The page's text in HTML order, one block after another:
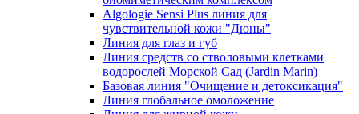
Algologie Sensi Plus линия для
чувcтвительной кожи "Дюны"
Линия для глаз и губ
Линия средств со стволовыми клетками
водорослей Морской Сад (Jardin Marin)
Базовая линия "Очищение и детоксикация"
Линия глобальное омоложение